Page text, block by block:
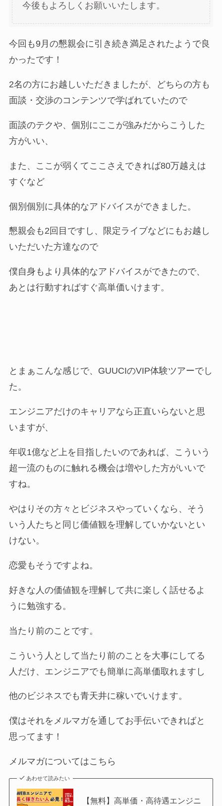
今後もよろしくお願いいたします。
今回も9月の懇親会に引き続き満足されたようで良
かったです！
2名の方にお越しいただきましたが、どちらの方も
面談・交渉のコンテンツで学ばれていたので
面談のテクや、個別にここが強みだからこうした
方がいい、
また、ここが弱くてここさえできれば80万越えは
すぐなど
個別個別に具体的なアドバイスができました。
懇親会も2回目ですし、限定ライブなどにもお越し
いただいた方達なので
僕自身もより具体的なアドバイスができたので、
あとは行動すればすぐ高単価いけます。
とまぁこんな感じで、GUUCIのVIP体験ツアーでし
た。
エンジニアだけのキャリアなら正直いらないと思
いますが、
年収1億など上を目指したいのであれば、こういう
超一流のものに触れる機会は増やした方がいいで
すね。
やはりその方々とビジネスやっていくなら、そう
いう人たちと同じ価値観を理解していかないとい
けない。
恋愛もそうですよね。
好きな人の価値観を理解して共に楽しく話せるよ
うに勉強する。
当たり前のことです。
こういう人として当たり前のことを大事にしてる
人だけ、エンジニアでも簡単に高単価取れますし
他のビジネスでも青天井に稼いでいけます。
僕はそれをメルマガを通してお手伝いできればと
思ってます！
メルマガについてはこちら
あわせて読みたい
【無料】高単価・高待遇エンジニ